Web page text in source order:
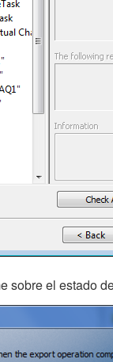
sobre el estado